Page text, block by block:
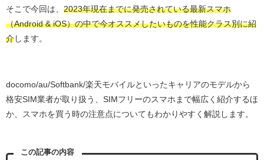
そこで今回は、 2023年現在までに発売されている最新スマホ
（Android & iOS）の中で今オススメしたいものを性能クラス別に紹
介 します。
docomo/au/Softbank/楽天モバイルといったキャリアのモデルから
格安SIM業者が取り扱う、SIMフリーのスマホまで幅広く紹介するほ
か、スマホを買う時の注意点についてもわかりやすく解説します。
この記事の内容